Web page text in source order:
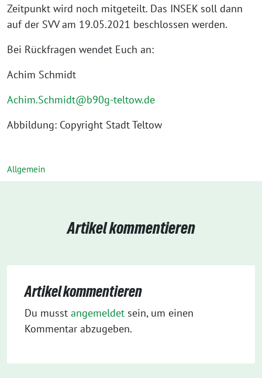
Zeitpunkt wird noch mitgeteilt. Das INSEK soll dann
auf der SVV am 19.05.2021 beschlossen werden.
Bei Rückfragen wendet Euch an:
Achim Schmidt
Achim.Schmidt@b90g-teltow.de
Abbildung: Copyright Stadt Teltow
Allgemein
Artikel kommentieren
Artikel kommentieren
Du musst angemeldet sein, um einen
Kommentar abzugeben.